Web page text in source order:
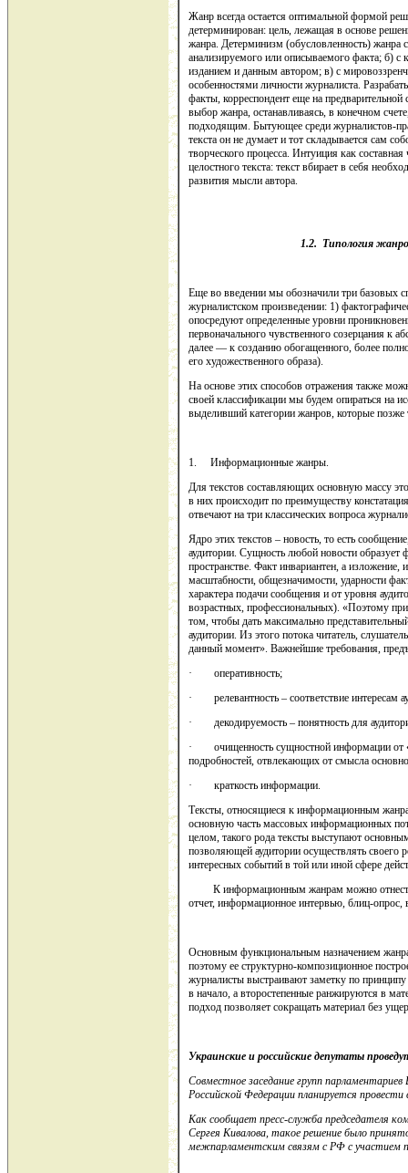
Жанр всегда остается оптимальной формой
детерминирован: цель, лежащая в основе
жанра. Детерминизм (обусловленность) жанра
анализируемого или описываемого факта; б)
изданием и данным автором; в) с
особенностями личности журналиста.
факты, корреспондент еще на
выбор жанра, останавливаясь, в конечном
подходящим. Бытующее среди журналистов-
текста он не думает и тот складывается сам
творческого процесса. Интуиция как
целостного текста: текст вбирает в себя
развития мысли автора.
1.2. Типология
Еще во введении мы обозначили три базовых
журналистском произведении: 1)
опосредуют определенные уровни
первоначального чув­ственного созерцания к
далее — к созданию обогащенного, более
его художественного образа).
На основе этих способов отражения также
своей классификации мы будем опираться на
выделивший категории жанров, которые позже
1. Информационные жанры.
Для текстов составляющих основную массу
в них происходит по преимуществу
отвечают на три классических вопроса
Ядро этих текстов – новость, то есть
аудитории. Сущность любой новости
пространстве. Факт инвариантен, а изложение,
масштабности, общезначимости, ударности
характера подачи сообщения и от уровня
возрастных, профессиональных). «Поэтому
том, чтобы дать максимально
аудитории. Из этого потока читатель,
данный момент». Важнейшие требования,
· оперативность;
· релевантность – соответствие интересам
· декодируемость – понятность для
· очищенность сущностной информации от
подробностей, отвлекающих от смысла
· краткость информации.
Тексты, относящиеся к информационным
основную часть массовых инфор­мационных
целом, такого рода тек­сты выступают
позволяющей аудитории осуществлять своего
ин­тересных событий в той или иной сфере
К информационным жанрам можно
отчет, информационное интервью, блиц-опрос,
Основным функциональным назначением
поэтому ее структурно-композиционное
журналисты выстраивают заметку по
в начало, а второстепенные ранжируются в
подход позволяет сокращать материал без
Украинские и российские депутаты
Совместное заседание групп
Российской Федерации планируется провести
Как сообщает пресс-служба председателя
Сергея Кивалова, такое решение было
межпарламентским связям с РФ с участием